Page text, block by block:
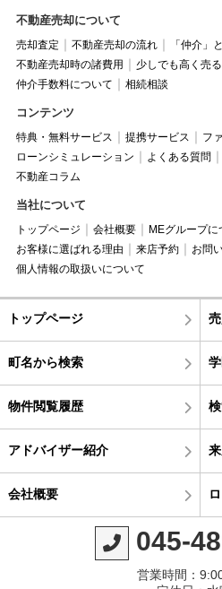
不動産売却について
売却査定 不動産売却の流れ
「仲介」
不動産売却時の諸費用
少しでも高く売
仲介手数料について
相続相談
コンテンツ
特典・無料サービス 提携サービス
フ
ローンシミュレーション
よくある質問
不動産コラム
当社について
トップページ 会社概要 MEグループに
お客様に選ばれる理由
来店予約
お問
個人情報の取扱いについて
トップページ
町名から検索
物件閲覧履歴
アドバイザー紹介
会社概要
045-
営業時間：